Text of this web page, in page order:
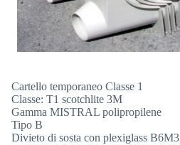
Cartello temporaneo Classe 1
Classe: T1 scotchlite 3M
Gamma MISTRAL polipropilene
Tipo B
Divieto di sosta con plexiglass B6M3